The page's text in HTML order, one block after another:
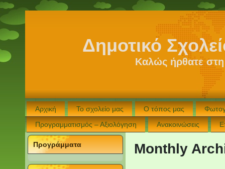
Δημοτικό
Καλώς ήρθατε
Αρχική Το σχολείο μας Ο τόπος μας
Προγραμματισμός – Αξιολόγηση
Ανακοινώσεις
Προγράμματα Monthly